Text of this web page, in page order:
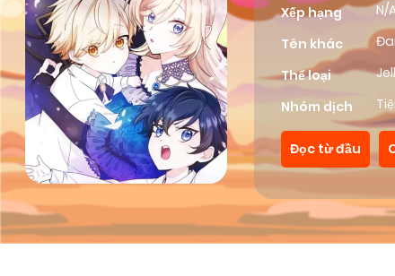
Xếp hạng
N/
Tên khác
Thể loại
Nhóm dịch
Đọc từ đầu